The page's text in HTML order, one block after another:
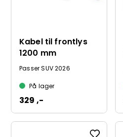
Kabel til frontlys
1200 mm
Passer SUV 2026
På lager
329 ,-